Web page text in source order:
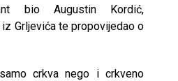
bio Augustin Kordić,
Grljevića te propovijedao o
crkva nego i crkveno